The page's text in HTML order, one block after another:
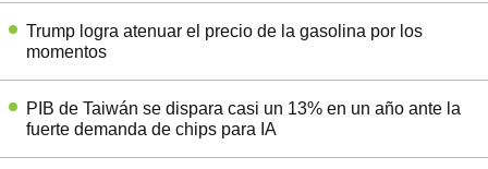
Trump logra atenuar el precio de la gasolina por los
momentos
PIB de Taiwán se dispara casi un 13% en un año ante la
fuerte demanda de chips para IA